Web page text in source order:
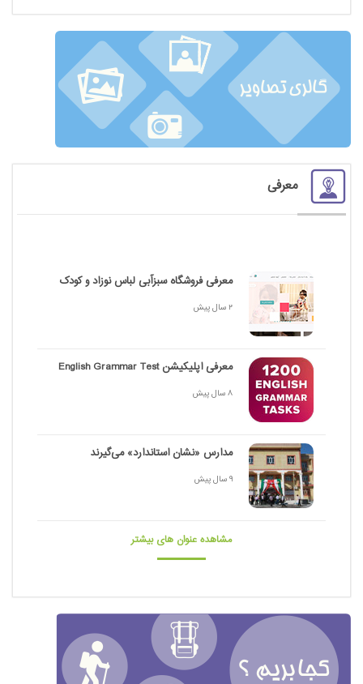
معرفی
معرفی فروشگاه سبزآبی لباس نوزاد و کودک
2 سال پیش
معرفی اپلیکیشن English Grammar Test
8 سال پیش
مدارس «نشان استاندارد» می‌گیرند
9 سال پیش
مشاهده عنوان های بیشتر